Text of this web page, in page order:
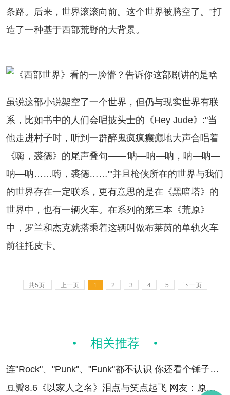
条路。后来，世界滚滚向前。这个世界被腾空了。”打
造了一种基于西部荒野的大背景。
这部小说架空了一个世界，但仍与现实世界有联
系，比如书中的人们会唱披头士的《Hey Jude》:"当
他走进村子时，听到一群醉鬼疯疯癫癫地大声合唱着
《嗨，裘德》的尾声叠句——'呐—呐—呐，呐—呐—
呐—呐……嗨，裘德……'"并且枪侠所在的世界与我们
的世界存在一定联系，更有意思的是在《黑暗塔》的
世界中，也有一辆火车。在系列的第三本《荒原》
中，罗兰和杰克就搭乘着这辆叫做布莱茵的单轨火车
前往托皮卡。
共5页: 上一页 1 2 3 4 5 下一页
相关推荐
连"Rock"、"Punk"、"Funk"都不认识 你还看个锤子《乐队的夏天》？
豆瓣8.6《以家人之名》泪点与笑点起飞 网友：原来李爸才是剧中顶流男神！